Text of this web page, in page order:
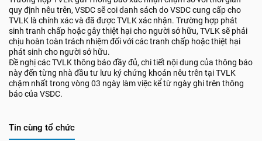
quy định nêu trên, VSDC sẽ coi danh sách do VSDC cung cấp cho
TVLK là chính xác và đã được TVLK xác nhận. Trường hợp phát
sinh tranh chấp hoặc gây thiệt hại cho người sở hữu, TVLK sẽ phải
chịu hoàn toàn trách nhiệm đối với các tranh chấp hoặc thiệt hại
phát sinh cho người sở hữu.
Đề nghị các TVLK thông báo đầy đủ, chi tiết nội dung của thông báo
này đến từng nhà đầu tư lưu ký chứng khoán nêu trên tại TVLK
chậm nhất trong vòng 03 ngày làm việc kể từ ngày ghi trên thông
báo của VSDC.
Tin cùng tổ chức